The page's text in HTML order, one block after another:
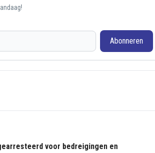
Abonneren
voor bedreigingen en